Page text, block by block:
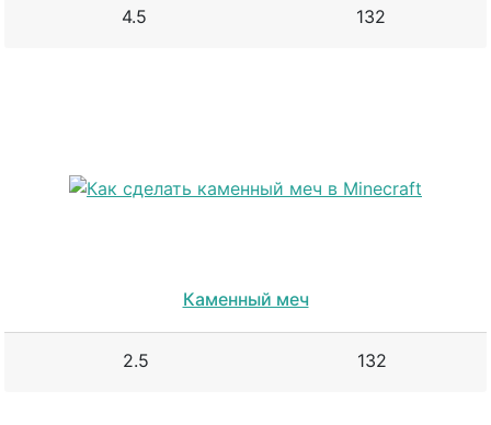
4.5 132
Каменный меч
2.5 132